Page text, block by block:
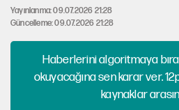
Yayınlanma: 09.07.2026 21:28
Güncelleme: 09.07.2026 21:28
Haberlerini algoritmaya
okuyacağına sen karar ver.
kaynaklar